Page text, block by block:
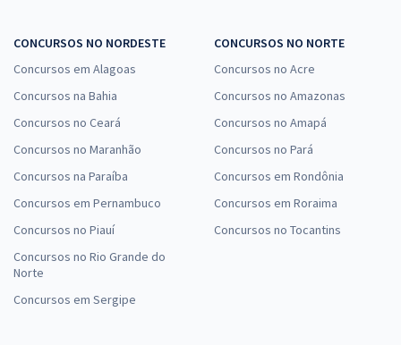
CONCURSOS NO NORDESTE
Concursos em Alagoas
Concursos na Bahia
Concursos no Ceará
Concursos no Maranhão
Concursos na Paraíba
Concursos em Pernambuco
Concursos no Piauí
Concursos no Rio Grande do
Norte
Concursos em Sergipe
CONCURSOS NO NORTE
Concursos no Acre
Concursos no Amazonas
Concursos no Amapá
Concursos no Pará
Concursos em Rondônia
Concursos em Roraima
Concursos no Tocantins